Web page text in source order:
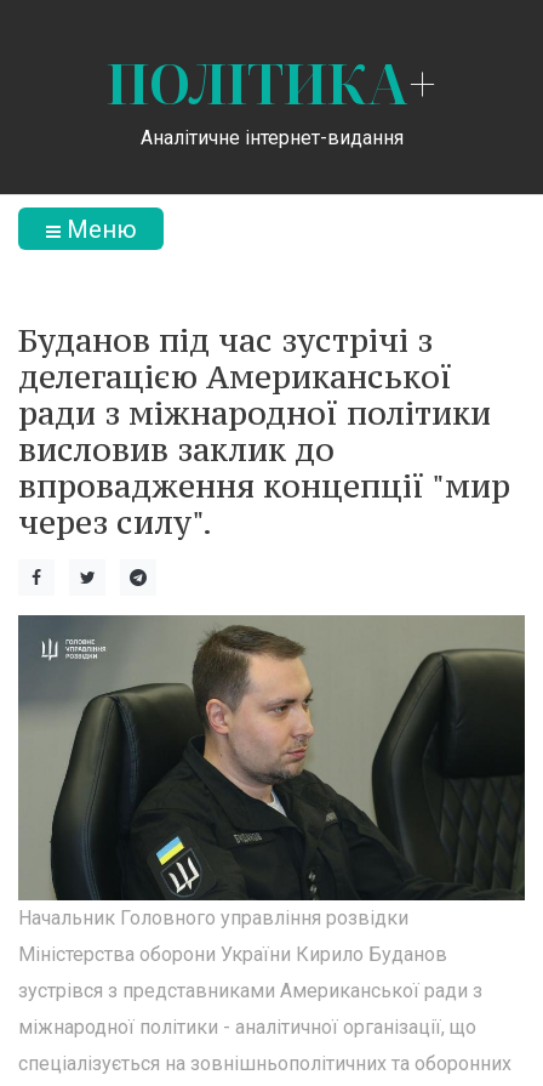
ПОЛІТИКА+
Аналітичне інтернет-видання
Меню
Буданов під час зустрічі з
делегацією Американської
ради з міжнародної політики
висловив заклик до
впровадження концепції "мир
через силу".
Начальник Головного управління розвідки
Міністерства оборони України Кирило Буданов
зустрівся з представниками Американської ради з
міжнародної політики - аналітичної організації, що
спеціалізується на зовнішньополітичних та оборонних